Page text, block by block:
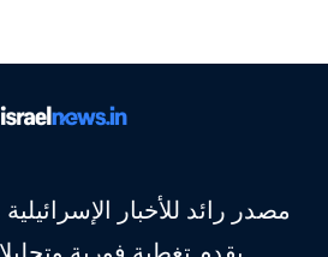
مصدر رائد للأخبار